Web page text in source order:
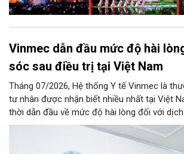
Vinmec dẫn đầu mức độ hài
sóc sau điều trị tại Việt Nam
Tháng 07/2026, Hệ thống Y tế Vinmec là
tư nhân được nhận biết nhiều nhất tại Việt
thời dẫn đầu về mức độ hài lòng đối với
điều trị.